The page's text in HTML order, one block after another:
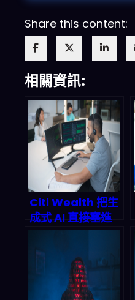
Share this content:
相關資訊:
Citi Wealth 把生
成式 AI 直接塞進
理財顧問流程：
2026 你該怎麼讀
懂「個人化建議 +
即時風控」的新遊
戲規則？